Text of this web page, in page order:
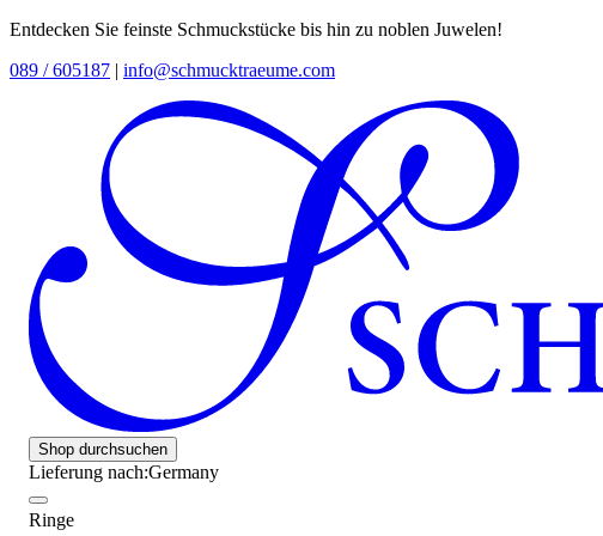
Entdecken Sie feinste Schmuckstücke bis hin zu noblen Juwelen!
089 / 605187 | info@schmucktraeume.com
Shop durchsuchen
Lieferung nach:Germany
Ringe